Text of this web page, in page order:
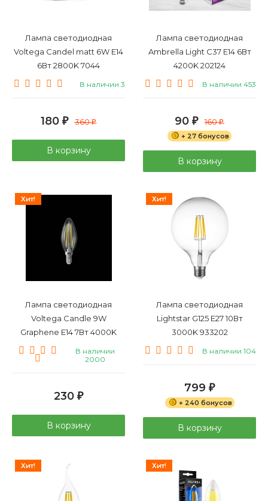
Лампа светодиодная
Voltega Candel matt 6W E14
6Вт 2800K 7044
В наличии 3
180 ₽ 360₽
В корзину
Лампа светодиодная
Ambrella Light С37 E14 6Вт
4200K 202124
В наличии 453
90 ₽ 160₽
+ 27 бонусов
В корзину
Хит!
Лампа светодиодная
Voltega Candle 9W
Graphene E14 7Вт 4000K
В наличии
2000
230 ₽
В корзину
Хит!
Лампа светодиодная
Lightstar G125 E27 10Вт
3000K 933202
В наличии 104
799 ₽
+ 240 бонусов
В корзину
Хит! Хит!